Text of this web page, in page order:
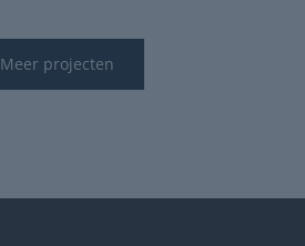
Meer projecten